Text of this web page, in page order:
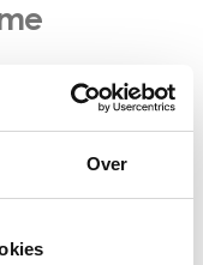
Over
apotheek: daar